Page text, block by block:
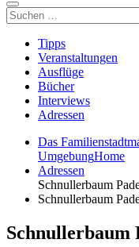
Suchen
Tipps
Veranstaltungen
Ausflüge
Bücher
Interviews
Adressen
Das
UmgebungHome
Adressen
Schnullerbaum
Schnullerbaum
Schnullerbaum